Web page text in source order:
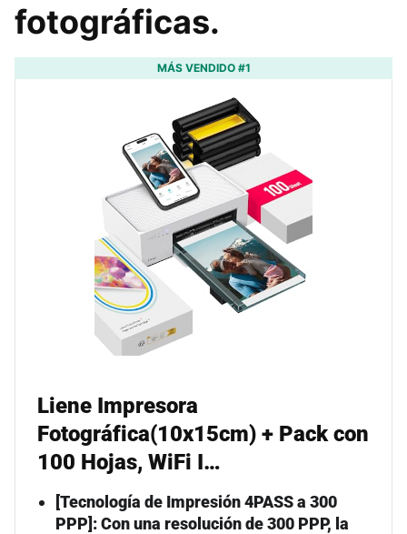
fotográficas.
MÁS VENDIDO #1
Liene Impresora
Fotográfica(10x15cm) + Pack con
100 Hojas, WiFi I…
[Tecnología de Impresión 4PASS a 300
PPP]: Con una resolución de 300 PPP, la